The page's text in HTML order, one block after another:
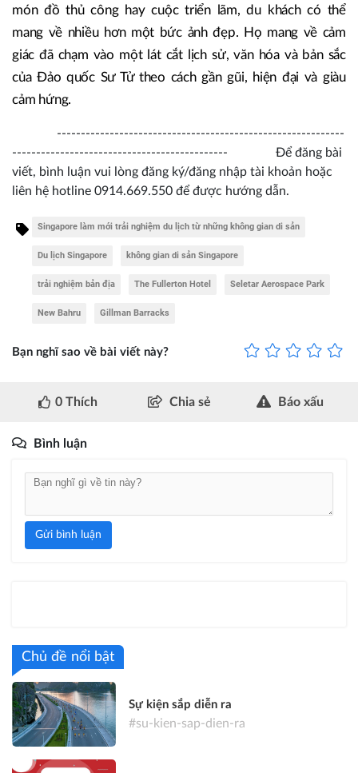
món đồ thủ công hay cuộc triển lãm, du khách có thể
mang về nhiều hơn một bức ảnh đẹp. Họ mang về cảm
giác đã chạm vào một lát cắt lịch sử, văn hóa và bản sắc
của Đảo quốc Sư Tử theo cách gần gũi, hiện đại và giàu
cảm hứng.
------------------------------------------------------------
--------------------------------------------- Để đăng bài
viết, bình luận vui lòng đăng ký/đăng nhập tài khoản hoặc
liên hệ hotline 0914.669.550 để được hướng dẫn.
Singapore làm mới trải nghiệm du lịch từ những không gian di sản
Du lịch Singapore không gian di sản Singapore
trải nghiệm bản địa The Fullerton Hotel Seletar Aerospace Park
New Bahru Gillman Barracks
Bạn nghĩ sao về bài viết này?
0 Thích Chia sẻ Báo xấu
Bình luận
Gửi bình luận
Chủ đề nổi bật
Sự kiện sắp diễn ra
#su-kien-sap-dien-ra